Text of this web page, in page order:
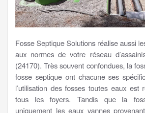
Fosse Septique Solutions réalise aussi
aux normes de votre réseau
(24170). Très souvent confondues, la
fosse septique ont chacune ses
l’utilisation des fosses toutes eaux est
tous les foyers. Tandis que la
uniquement les eaux vannes